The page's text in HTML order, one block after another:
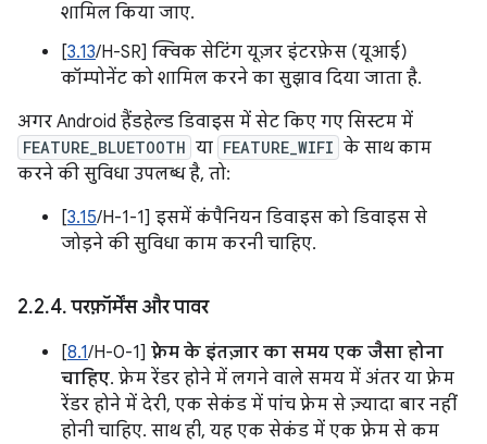
शामिल किया जाए.
[3.13/H-SR] क्विक सेटिंग यूज़र इंटरफ़ेस (यूआई)
कॉम्पोनेंट को शामिल करने का सुझाव दिया जाता है.
अगर Android हैंडहेल्ड डिवाइस में सेट किए गए सिस्टम में
FEATURE_BLUETOOTH या FEATURE_WIFI के साथ काम
करने की सुविधा उपलब्ध है, तो:
[3.15/H-1-1] इसमें कंपैनियन डिवाइस को डिवाइस से
जोड़ने की सुविधा काम करनी चाहिए.
2.2.4.परफ़ॉर्मेंस और पावर
[8.1/H-0-1] फ़्रेम के इंतज़ार का समय एक जैसा होना
चाहिए. फ़्रेम रेंडर होने में लगने वाले समय में अंतर या फ़्रेम
रेंडर होने में देरी, एक सेकंड में पांच फ़्रेम से ज़्यादा बार नहीं
होनी चाहिए. साथ ही, यह एक सेकंड में एक फ़्रेम से कम